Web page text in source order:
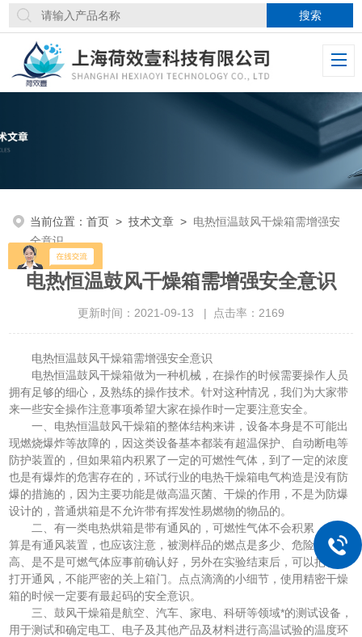
当前位置：首页 >技术文章 > 电热恒温鼓风干燥箱需增强安
全意识
电热恒温鼓风干燥箱需增强安全意识
更新时间：2021-09-13 | 点击率：2169
电热恒温鼓风干燥箱需增强安全意识
电热恒温鼓风干燥箱做为一种机械，在操作的时候需要操作人员
拥有足够的细心，及熟练的操作技术。针对这种情况，我们为大家带
来一些安全操作注意事项希望大家在操作时一定要注意安全。
一、电热恒温鼓风干燥箱的整体结构来讲，设备本身是不可能出
现燃烧爆炸等故障的，因这类设备基本都装有超温保护、自动断电等
防护装置的，但如果箱内积累了一定的可燃性气体，到了一定的浓度
也是有爆炸的危害存在的，环试行业的电热干燥箱电气构造是没有防
爆的措施的，因为主要功能是做高温灭菌、干燥的作用，不是为防爆
设计的，普通烘箱是不允许带有挥发性易燃物的物品的。
二、有一类电热烘箱是带有通风的，可燃性气体不会积累，但就
算是有通风装置，也应该注意，被测样品的燃点是多少、危险系列多
高、是不是可燃气体应事前确认好，另外在实验结束后，可以把箱门
打开通风，不能严密的关上箱门。点点滴滴的小细节，使用精密干燥
箱的时候一定要有最起码的安全意识。
三、鼓风干燥箱是航空、汽车、家电、科研等领域*的测试设备，
用于测试和确定电工、电子及其他产品及材料进行高温试验的温度环